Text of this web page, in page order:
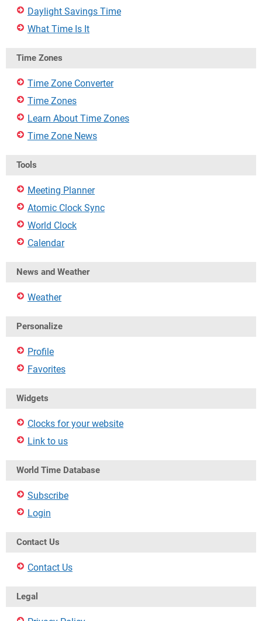
Daylight Savings Time
What Time Is It
Time Zones
Time Zone Converter
Time Zones
Learn About Time Zones
Time Zone News
Tools
Meeting Planner
Atomic Clock Sync
World Clock
Calendar
News and Weather
Weather
Personalize
Profile
Favorites
Widgets
Clocks for your website
Link to us
World Time Database
Subscribe
Login
Contact Us
Contact Us
Legal